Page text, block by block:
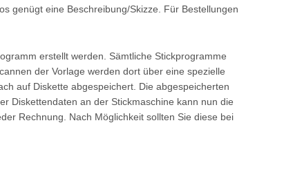
genügt eine Beschreibung/Skizze. Für Bestellungen
erstellt werden. Sämtliche Stickprogramme
der Vorlage werden dort über eine spezielle
auf Diskette abgespeichert. Die abgespeicherten
Diskettendaten an der Stickmaschine kann nun die
Rechnung. Nach Möglichkeit sollten Sie diese bei